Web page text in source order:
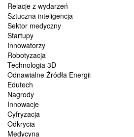
Relacje z wydarzeń
Sztuczna inteligencja
Sektor medyczny
Startupy
Innowatorzy
Robotyzacja
Technologia 3D
Odnawialne Źródła Energii
Edutech
Nagrody
Innowacje
Cyfryzacja
Odkrycia
Medycyna